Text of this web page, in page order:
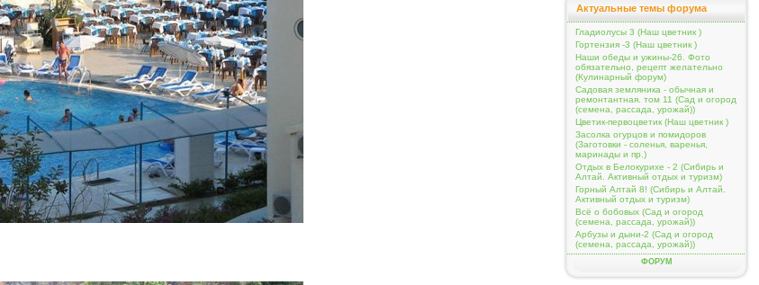
Актуальные темы форума
Гладиолусы 3 (Наш цветник )
Гортензия -3 (Наш цветник )
Наши обеды и ужины-26. Фото
обязательно, рецепт желательно
(Кулинарный форум)
Садовая земляника - обычная и
ремонтантная. том 11 (Сад и огород
(семена, рассада, урожай))
Цветик-первоцветик (Наш цветник )
Засолка огурцов и помидоров
(Заготовки - соленья, варенья,
маринады и пр.)
Отдых в Белокурихе - 2 (Сибирь и
Алтай. Активный отдых и туризм)
Горный Алтай 8! (Сибирь и Алтай.
Активный отдых и туризм)
Всё о бобовых (Сад и огород
(семена, рассада, урожай))
Арбузы и дыни-2 (Сад и огород
(семена, рассада, урожай))
ФОРУМ